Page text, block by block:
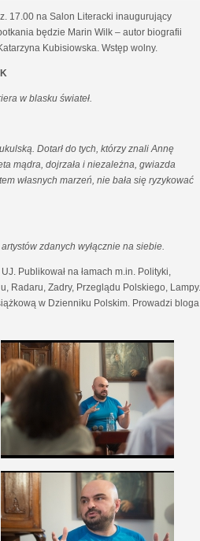
17.00 na Salon Literacki inaugurujący
będzie Marin Wilk – autor biografii
Kubisiowska. Wstęp wolny.
w blasku świateł.
Dotarł do tych, którzy znali Annę
mądra, dojrzała i niezależna, gwiazda
własnych marzeń, nie bała się ryzykować
zdanych wyłącznie na siebie.
Publikował na łamach m.in. Polityki,
Radaru, Zadry, Przeglądu Polskiego, Lampy.
w Dzienniku Polskim. Prowadzi bloga